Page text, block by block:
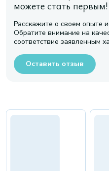
можете стать первым!
Расскажите о своем опыте
Обратите внимание на
соответствие заявленным
Оставить отзыв